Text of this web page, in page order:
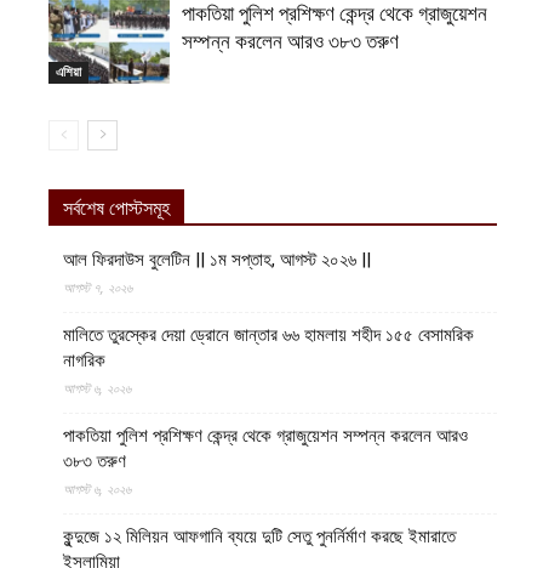
এশিয়া
পাকতিয়া পুলিশ প্রশিক্ষণ কেন্দ্র থেকে গ্রাজুয়েশন
সম্পন্ন করলেন আরও ৩৮৩ তরুণ
সর্বশেষ পোস্টসমূহ
আল ফিরদাউস বুলেটিন || ১ম সপ্তাহ, আগস্ট ২০২৬ ||
আগস্ট ৭, ২০২৬
মালিতে তুরস্কের দেয়া ড্রোনে জান্তার ৬৬ হামলায় শহীদ ১৫৫ বেসামরিক
নাগরিক
আগস্ট ৬, ২০২৬
পাকতিয়া পুলিশ প্রশিক্ষণ কেন্দ্র থেকে গ্রাজুয়েশন সম্পন্ন করলেন আরও
৩৮৩ তরুণ
আগস্ট ৬, ২০২৬
কুন্দুজে ১২ মিলিয়ন আফগানি ব্যয়ে দুটি সেতু পুনর্নির্মাণ করছে ইমারাতে
ইসলামিয়া